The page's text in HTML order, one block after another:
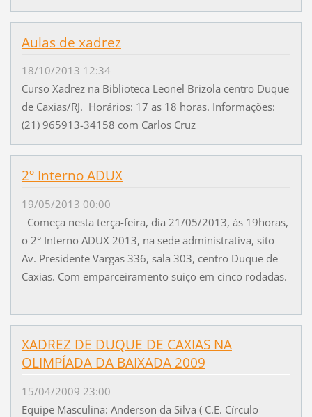
Aulas de xadrez
18/10/2013 12:34
Curso Xadrez na Biblioteca Leonel Brizola centro Duque
de Caxias/RJ. Horários: 17 as 18 horas. Informações:
(21) 965913-34158 com Carlos Cruz
2º Interno ADUX
19/05/2013 00:00
Começa nesta terça-feira, dia 21/05/2013, às 19horas,
o 2° Interno ADUX 2013, na sede administrativa, sito
Av. Presidente Vargas 336, sala 303, centro Duque de
Caxias. Com emparceiramento suiço em cinco rodadas.
XADREZ DE DUQUE DE CAXIAS NA
OLIMPÍADA DA BAIXADA 2009
15/04/2009 23:00
Equipe Masculina: Anderson da Silva ( C.E. Círculo